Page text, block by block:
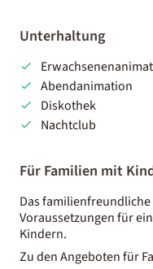
Unterhaltung
Abendanimation
Diskothek
Nachtclub
Für Familien mit
Das
Voraussetzungen für
Kindern.
Zu den Angeboten für